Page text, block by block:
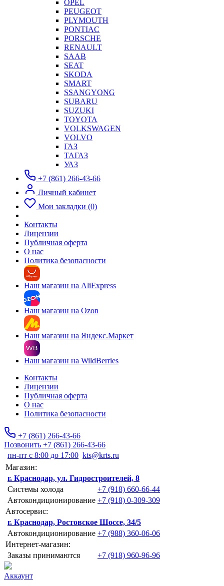
OPEL
PEUGEOT
PLYMOUTH
PONTIAC
PORSCHE
RENAULT
SAAB
SEAT
SKODA
SMART
SSANGYONG
SUBARU
SUZUKI
TOYOTA
VOLKSWAGEN
VOLVO
ГАЗ
ТАГАЗ
УАЗ
+7 (861) 266-43-66
Личный кабинет
Мои закладки (0)
Контакты
Лицензии
Публичная оферта
О нас
Политика безопасности
Наш магазин на AliExpress
Наш магазин на Ozon
Наш магазин на Яндекс.Маркет
Наш магазин на WildBerries
Контакты
Лицензии
Публичная оферта
О нас
Политика безопасности
+7 (861) 266-43-66
Позвонить +7 (861) 266-43-66
пн-пт с 8:00 до 17:00 kts@krts.ru
Магазин:
г. Краснодар, ул. Гидростроителей, 8
Системы холода
+7 (918) 660-66-44
Автокондиционирование +7 (918) 0-309-309
Автосервис:
г. Краснодар, Ростовское Шоссе, 34/5
Автокондиционирование +7 (988) 360-06-06
Интернет-магазин:
Заказы принимаются
+7 (918) 960-96-96
Аккаунт